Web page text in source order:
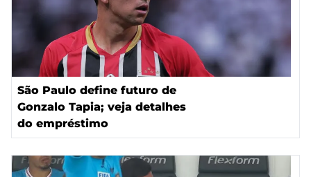
São Paulo define futuro de
Gonzalo Tapia; veja detalhes
do empréstimo